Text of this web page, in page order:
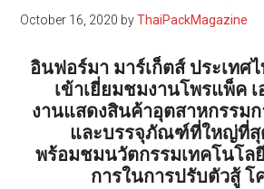
October 16, 2020 byThaiPackMagazine
อินฟอร์มา มาร์เก็ตส์ ประเทศ
เข้าเยี่ยมชมงานโพรแพ็ค
งานแสดงสินค้าอุตสาหกรรม
และบรรจุภัณฑ์ที่ใหญ่ที่สุ
พร้อมชมนวัตกรรมเทคโนโล
การในการปรับตัวสู้ โ